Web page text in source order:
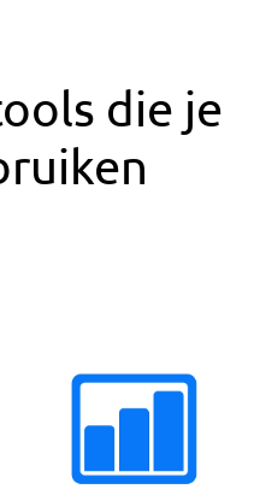
die je